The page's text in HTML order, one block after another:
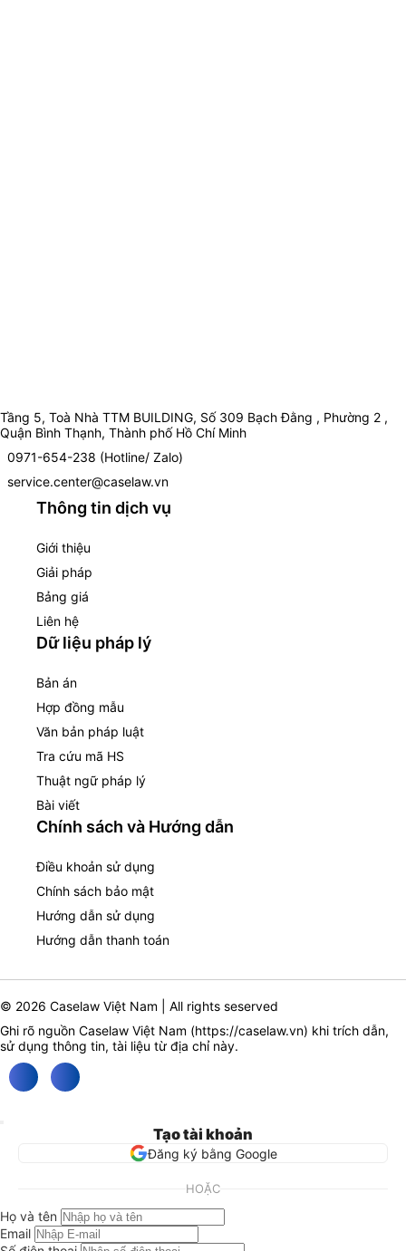
Tầng 5, Toà Nhà TTM BUILDING, Số 309 Bạch Đằng , Phường 2 ,
Quận Bình Thạnh, Thành phố Hồ Chí Minh
0971-654-238 (Hotline/ Zalo)
service.center@caselaw.vn
Thông tin dịch vụ
Giới thiệu
Giải pháp
Bảng giá
Liên hệ
Dữ liệu pháp lý
Bản án
Hợp đồng mẫu
Văn bản pháp luật
Tra cứu mã HS
Thuật ngữ pháp lý
Bài viết
Chính sách và Hướng dẫn
Điều khoản sử dụng
Chính sách bảo mật
Hướng dẫn sử dụng
Hướng dẫn thanh toán
© 2026 Caselaw Việt Nam | All rights seserved
Ghi rõ nguồn Caselaw Việt Nam (https://caselaw.vn) khi trích dẫn,
sử dụng thông tin, tài liệu từ địa chỉ này.
Tạo tài khoản
Đăng ký bằng Google
HOẶC
Họ và tên
Email